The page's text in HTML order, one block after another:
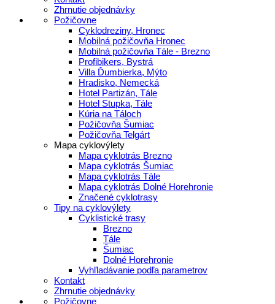
Zhrnutie objednávky
Požičovne
Cyklodreziny, Hronec
Mobilná požičovňa Hronec
Mobilná požičovňa Tále - Brezno
Profibikers, Bystrá
Villa Ďumbierka, Mýto
Hradisko, Nemecká
Hotel Partizán, Tále
Hotel Stupka, Tále
Kúria na Táloch
Požičovňa Šumiac
Požičovňa Telgárt
Mapa cyklovýlety
Mapa cyklotrás Brezno
Mapa cyklotrás Šumiac
Mapa cyklotrás Tále
Mapa cyklotrás Dolné Horehronie
Značené cyklotrasy
Tipy na cyklovýlety
Cyklistické trasy
Brezno
Tále
Šumiac
Dolné Horehronie
Vyhľladávanie podľa parametrov
Kontakt
Zhrnutie objednávky
Požičovne